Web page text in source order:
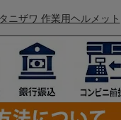
ニザワ 作業用ヘルメット